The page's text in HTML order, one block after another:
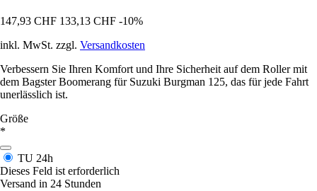
147,93 CHF 133,13 CHF -10%
inkl. MwSt. zzgl. Versandkosten
Verbessern Sie Ihren Komfort und Ihre Sicherheit auf dem Roller mit
dem Bagster Boomerang für Suzuki Burgman 125, das für jede Fahrt
unerlässlich ist.
Größe
*
TU 24h
Dieses Feld ist erforderlich
Versand in 24 Stunden